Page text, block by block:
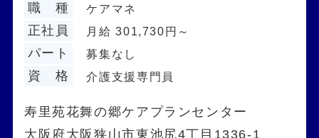
職 種 ケアマネ
正社員 月給 301,730円～
パート 募集なし
資 格 介護支援専門員
寿里苑花舞の郷ケアプランセンター
大阪府大阪狭山市東池尻4丁目1336-1